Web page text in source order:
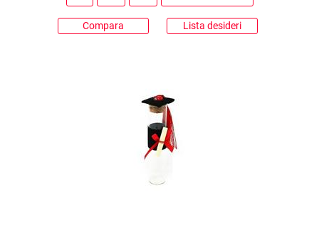
Compara Lista desideri